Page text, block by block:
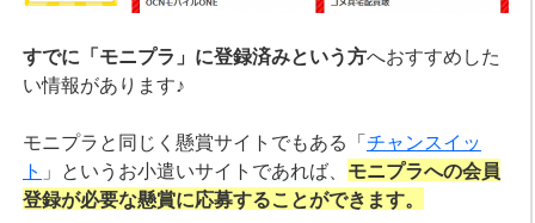
すでに「モニプラ」に登録済みという方へおすすめした
い情報があります♪
モニプラと同じく懸賞サイトでもある「チャンスイッ
ト 」というお小遣いサイトであれば、 モニプラへの会員
登録が必要な懸賞に応募することができます。